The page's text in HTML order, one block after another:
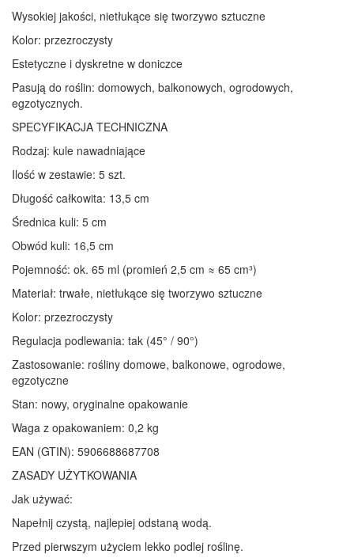
Wysokiej jakości, nietłukące się tworzywo sztuczne
Kolor: przezroczysty
Estetyczne i dyskretne w doniczce
Pasują do roślin: domowych, balkonowych, ogrodowych,
egzotycznych.
SPECYFIKACJA TECHNICZNA
Rodzaj: kule nawadniające
Ilość w zestawie: 5 szt.
Długość całkowita: 13,5 cm
Średnica kuli: 5 cm
Obwód kuli: 16,5 cm
Pojemność: ok. 65 ml (promień 2,5 cm ≈ 65 cm³)
Materiał: trwałe, nietłukące się tworzywo sztuczne
Kolor: przezroczysty
Regulacja podlewania: tak (45° / 90°)
Zastosowanie: rośliny domowe, balkonowe, ogrodowe,
egzotyczne
Stan: nowy, oryginalne opakowanie
Waga z opakowaniem: 0,2 kg
EAN (GTIN): 5906688687708
ZASADY UŻYTKOWANIA
Jak używać:
Napełnij czystą, najlepiej odstaną wodą.
Przed pierwszym użyciem lekko podlej roślinę.